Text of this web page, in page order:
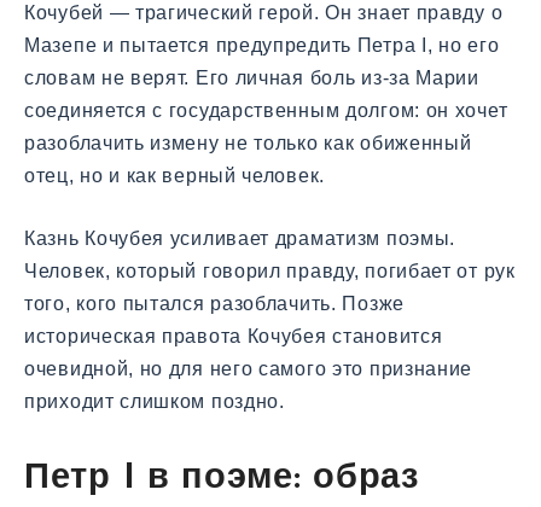
Кочубей — трагический герой. Он знает правду о
Мазепе и пытается предупредить Петра I, но его
словам не верят. Его личная боль из-за Марии
соединяется с государственным долгом: он хочет
разоблачить измену не только как обиженный
отец, но и как верный человек.
Казнь Кочубея усиливает драматизм поэмы.
Человек, который говорил правду, погибает от рук
того, кого пытался разоблачить. Позже
историческая правота Кочубея становится
очевидной, но для него самого это признание
приходит слишком поздно.
Петр I в поэме: образ